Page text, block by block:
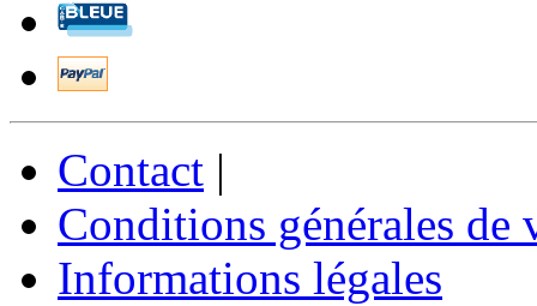
Contact |
Conditions générales de
Informations légales